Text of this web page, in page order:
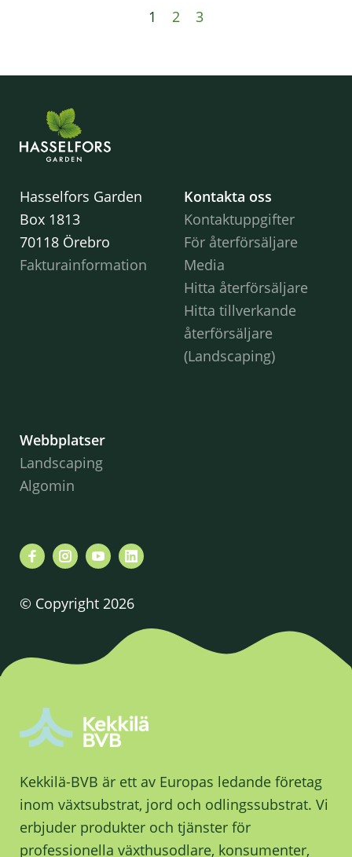
1 2 3
Hasselfors Garden
Box 1813
70118 Örebro
Fakturainformation
Kontakta oss
Kontaktuppgifter
För återförsäljare
Media
Hitta återförsäljare
Hitta tillverkande
återförsäljare
(Landscaping)
Webbplatser
Landscaping
Algomin
© Copyright 2026
Kekkilä-BVB är ett av Europas ledande företag
inom växtsubstrat, jord och odlingssubstrat. Vi
erbjuder produkter och tjänster för
professionella växthusodlare, konsumenter,